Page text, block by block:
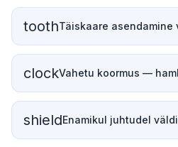
toothTäiskaare
clockVahetu koormus —
shieldEnamikul juhtudel